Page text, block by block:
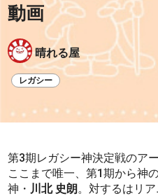
動画
晴れる屋
レガシー
第3期レガシー神決定戦のア
ここまで唯一、第1期から神
神・ 川北 史朗。対するはリ